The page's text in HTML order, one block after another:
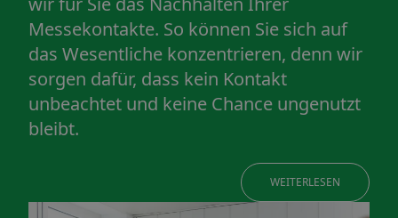
Messekontakte. So können Sie sich auf
das Wesentliche konzentrieren, denn wir
sorgen dafür, dass kein Kontakt
unbeachtet und keine Chance ungenutzt
bleibt.
WEITERLESEN